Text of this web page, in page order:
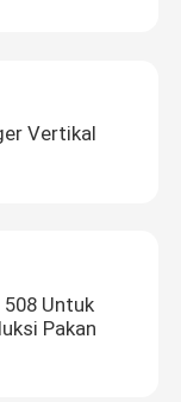
Vertikal
Untuk
Pakan